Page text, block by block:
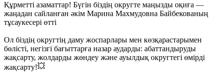
Құрметті азаматтар! Бүгін біздің округте маңызды оқиға —
жаңадан сайланған әкім Марина Махмудовна Байбекованың
тұсаукесері өтті
Ол біздің округтің даму жоспарлары мен көзқарастарымен
бөлісті, негізгі бағыттарға назар аударды: абаттандыруды
жақсарту, жолдарды жөндеу және ауылдық округтегі өмірді
жақсарту!